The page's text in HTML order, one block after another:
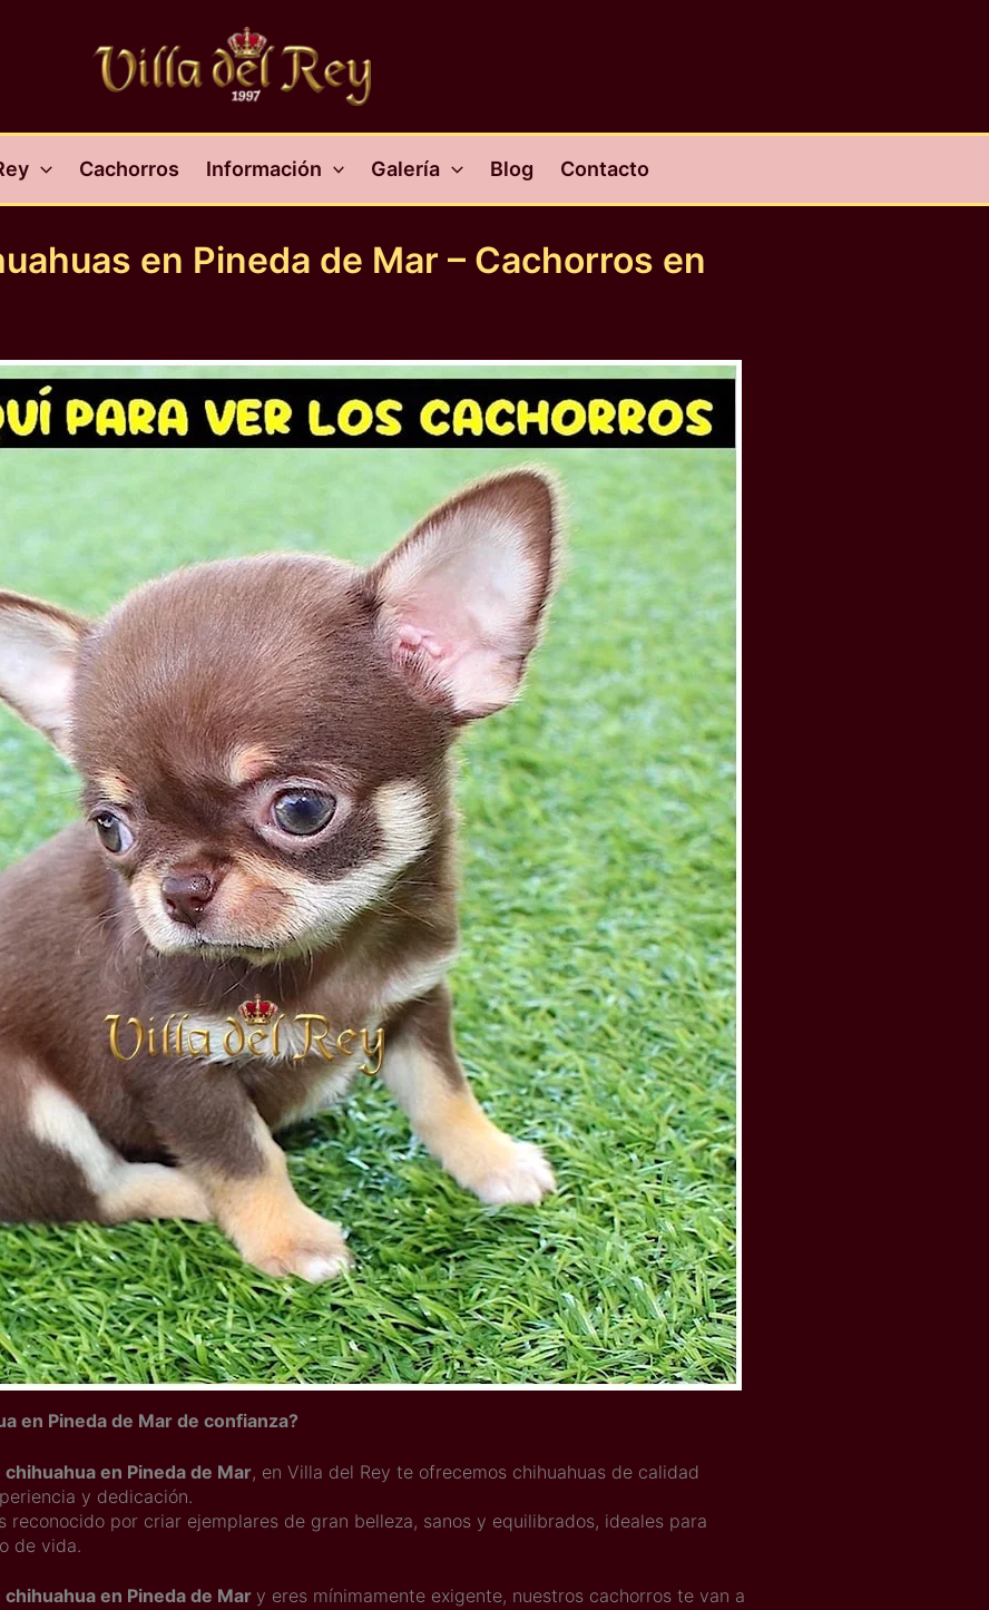
Cachorros Información Galería Blog Contacto
en Pineda de Mar – Cachorros en
en Pineda de Mar de confianza?
en Pineda de Mar, en Villa del Rey te ofrecemos chihuahuas de calidad
y dedicación.
reconocido por criar ejemplares de gran belleza, sanos y equilibrados, ideales para
de vida.
en Pineda de Mar y eres mínimamente exigente, nuestros cachorros te van a